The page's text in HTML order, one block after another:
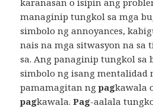
karanasan o isipin ang
managinip tungkol sa mga
simbolo ng annoyances,
nais na mga sitwasyon na
sa. Ang panaginip tungkol sa
simbolo ng isang mentalidad
pamamagitan ngpagkawala
pagkawala.Pag-aalala